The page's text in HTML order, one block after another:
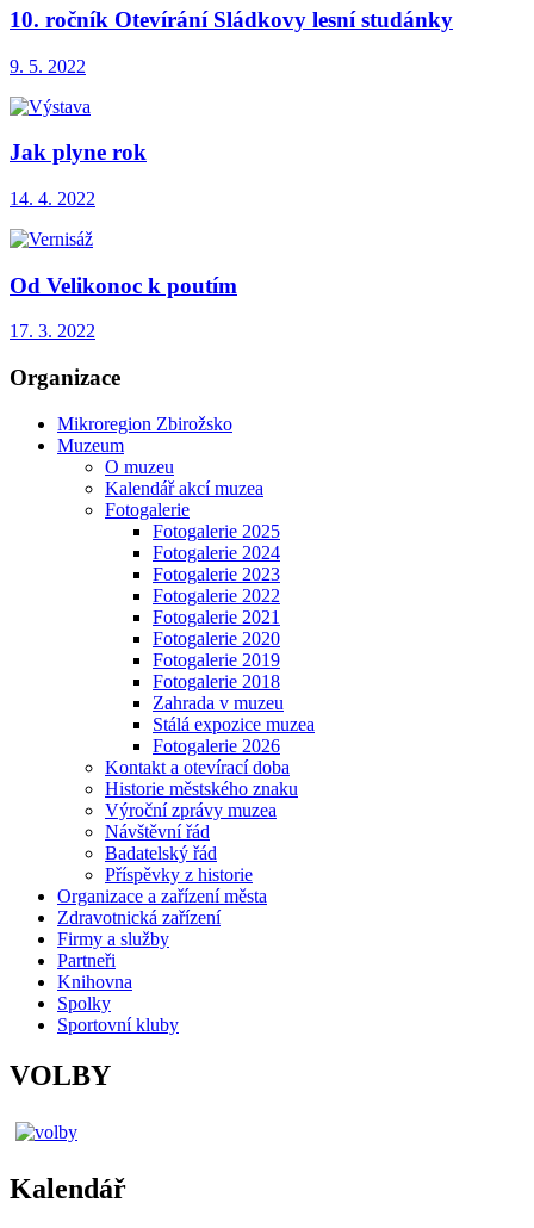
10. ročník Otevírání Sládkovy lesní studánky
9. 5. 2022
Jak plyne rok
14. 4. 2022
Od Velikonoc k poutím
17. 3. 2022
Organizace
Mikroregion Zbirožsko
Muzeum
O muzeu
Kalendář akcí muzea
Fotogalerie
Fotogalerie 2025
Fotogalerie 2024
Fotogalerie 2023
Fotogalerie 2022
Fotogalerie 2021
Fotogalerie 2020
Fotogalerie 2019
Fotogalerie 2018
Zahrada v muzeu
Stálá expozice muzea
Fotogalerie 2026
Kontakt a otevírací doba
Historie městského znaku
Výroční zprávy muzea
Návštěvní řád
Badatelský řád
Příspěvky z historie
Organizace a zařízení města
Zdravotnická zařízení
Firmy a služby
Partneři
Knihovna
Spolky
Sportovní kluby
VOLBY
Kalendář